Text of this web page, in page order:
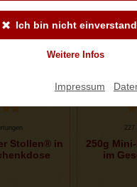
Ich bin nicht
Weitere Infos
Impressum
Stollen® in
227
250g
im